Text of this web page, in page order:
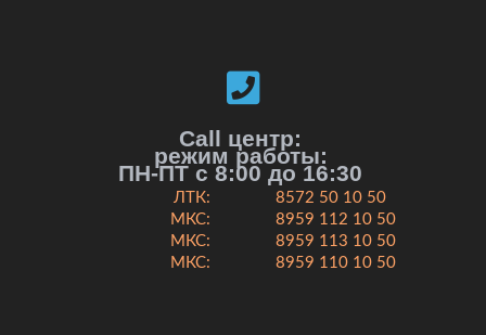
Call центр:
режим работы:
ПН-ПТ с 8:00 до 16:30
ЛТК:
МКС:
МКС:
МКС:
8572 50 10 50
8959 112 10 50
8959 113 10 50
8959 110 10 50